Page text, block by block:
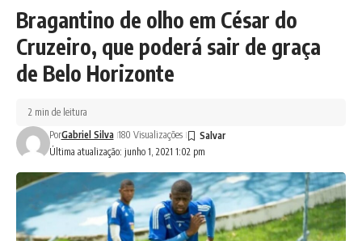
Bragantino de olho em César do
Cruzeiro, que poderá sair de graça
de Belo Horizonte
Última atualização: junho 1, 2021 1:02 pm
PorGabriel Silva 180 Visualizações
2 min de leitura